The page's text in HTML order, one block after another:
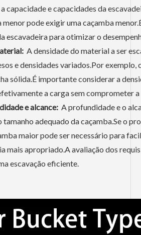
capacidade e capacidades da
menor pode exigir uma caçamba
escavadeira para otimizar o
A densidade do material a ser
e densidades variados.Por
sólida.É importante considerar a
a carga sem comprometer
e alcance: A profundidade e o
tamanho adequado da caçamba.Se o
maior pode ser necessário para
mais apropriado.A avaliação dos
escavação eficiente.